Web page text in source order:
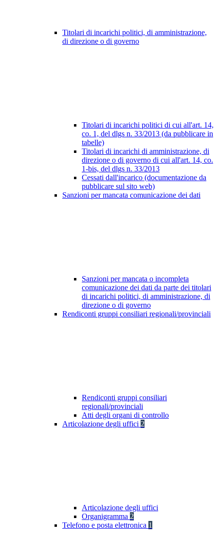
Titolari di incarichi politici, di amministrazione,
di direzione o di governo
Titolari di incarichi politici di cui all'art. 14,
co. 1, del dlgs n. 33/2013 (da pubblicare in
tabelle)
Titolari di incarichi di amministrazione, di
direzione o di governo di cui all'art. 14, co.
1-bis, del dlgs n. 33/2013
Cessati dall'incarico (documentazione da
pubblicare sul sito web)
Sanzioni per mancata comunicazione dei dati
Sanzioni per mancata o incompleta
comunicazione dei dati da parte dei titolari
di incarichi politici, di amministrazione, di
direzione o di governo
Rendiconti gruppi consiliari regionali/provinciali
Rendiconti gruppi consiliari
regionali/provinciali
Atti degli organi di controllo
Articolazione degli uffici 2
Articolazione degli uffici
Organigramma 2
Telefono e posta elettronica 1